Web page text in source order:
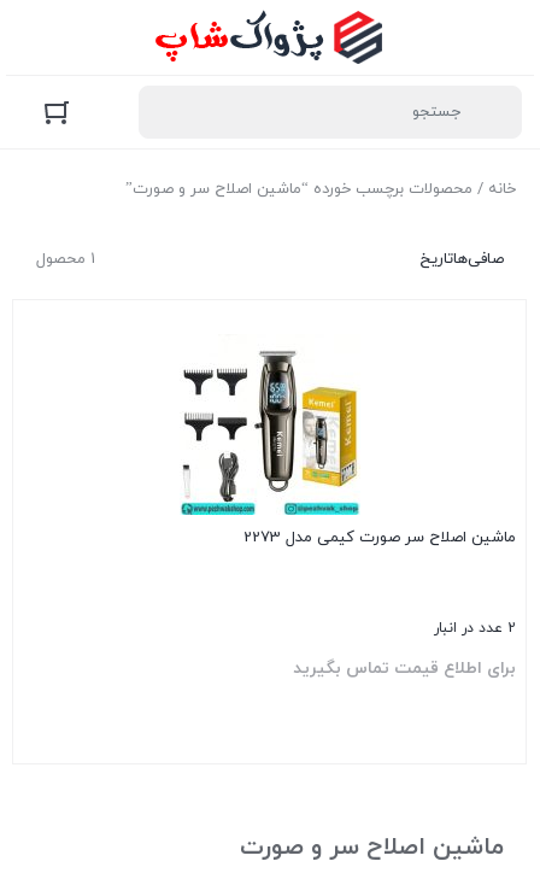
خانه / محصولات برچسب خورده “ماشین اصلاح سر و صورت”
1 محصول صافی‌هاتاریخ
ماشین اصلاح سر صورت کیمی مدل 2273
2 عدد در انبار
برای اطلاع قیمت تماس بگیرید
ماشین اصلاح سر و صورت